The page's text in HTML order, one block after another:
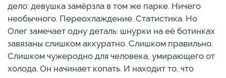
дело: девушка замёрзла в том же парке. Ничего
необычного. Переохлаждение. Статистика. Но
Олег замечает одну деталь: шнурки на её ботинках
завязаны слишком аккуратно. Слишком правильно.
Слишком чужеродно для человека, умирающего от
холода. Он начинает копать. И находит то, что